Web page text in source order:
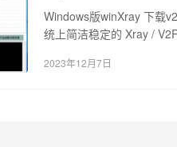
Windows版winXray 下载
统上简洁稳定的 Xray /
2023年12月7日